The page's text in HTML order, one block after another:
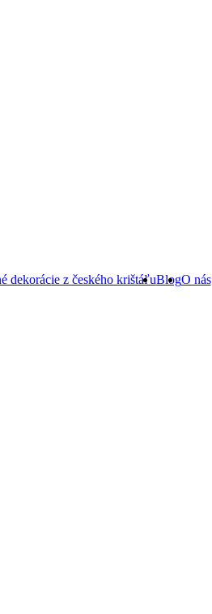
dekorácie z českého krištáľuBlogO nás